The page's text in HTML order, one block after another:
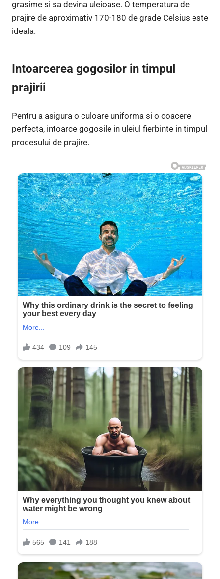
grasime si sa devina uleioase. O temperatura de
prajire de aproximativ 170-180 de grade Celsius este
ideala.
Intoarcerea gogosilor in timpul
prajirii
Pentru a asigura o culoare uniforma si o coacere
perfecta, intoarce gogosile in uleiul fierbinte in timpul
procesului de prajire.